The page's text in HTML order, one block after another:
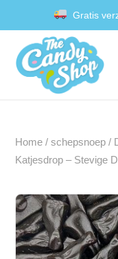
Gratis
Home /schepsnoep /
Katjesdrop – Stevige